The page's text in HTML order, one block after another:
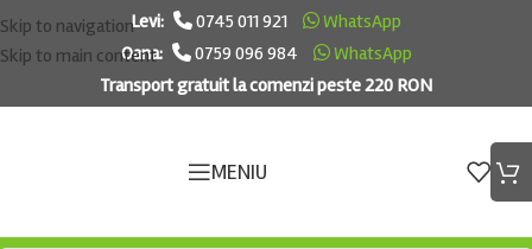
Skip to navigation
Skip to main content
Levi: 0745 011 921
WhatsApp
Oana:
0759 096 984
WhatsApp
Transport gratuit la comenzi peste 220 RON
MENIU